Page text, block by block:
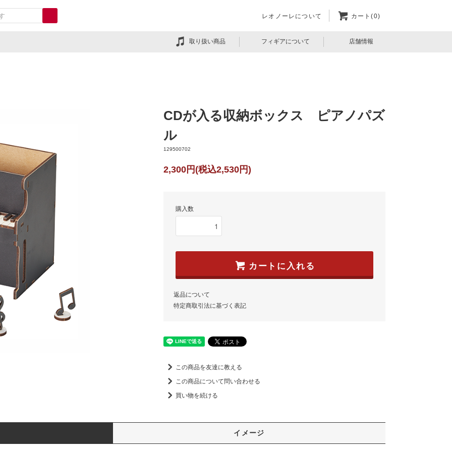
レオノーレについて カート(0)
取り扱い商品 フィギアについて 店舗情報
CDが入る収納ボックス ピアノパズ
ル
129500702
2,300円(税込2,530円)
購入数
カートに入れる
返品について
特定商取引法に基づく表記
この商品を友達に教える
この商品について問い合わせる
買い物を続ける
イメージ